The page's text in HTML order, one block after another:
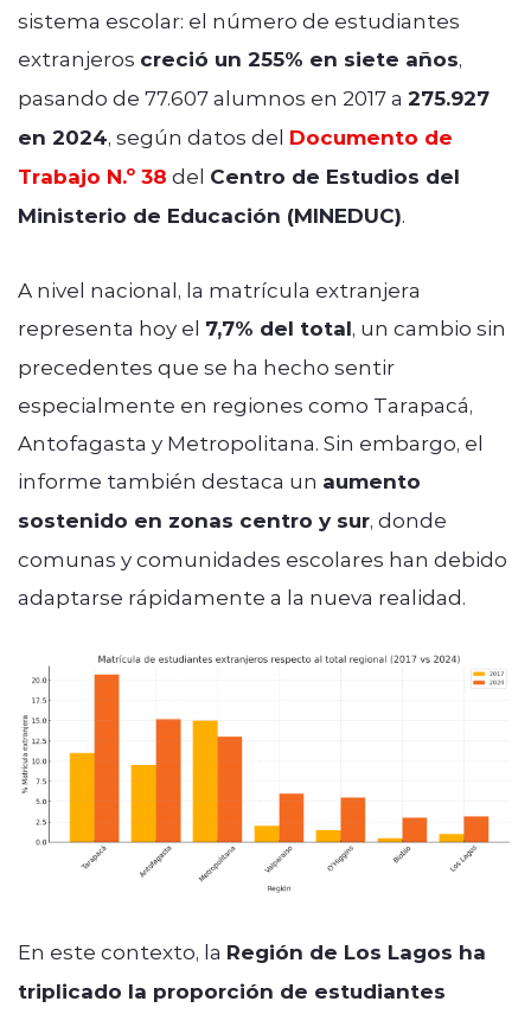
sistema escolar: el número de estudiantes
extranjeros creció un 255% en siete años,
pasando de 77.607 alumnos en 2017 a 275.927
en 2024, según datos del Documento de
Trabajo N.º 38 del Centro de Estudios del
Ministerio de Educación (MINEDUC).
A nivel nacional, la matrícula extranjera
representa hoy el 7,7% del total, un cambio sin
precedentes que se ha hecho sentir
especialmente en regiones como Tarapacá,
Antofagasta y Metropolitana. Sin embargo, el
informe también destaca un aumento
sostenido en zonas centro y sur, donde
comunas y comunidades escolares han debido
adaptarse rápidamente a la nueva realidad.
En este contexto, la Región de Los Lagos ha
triplicado la proporción de estudiantes